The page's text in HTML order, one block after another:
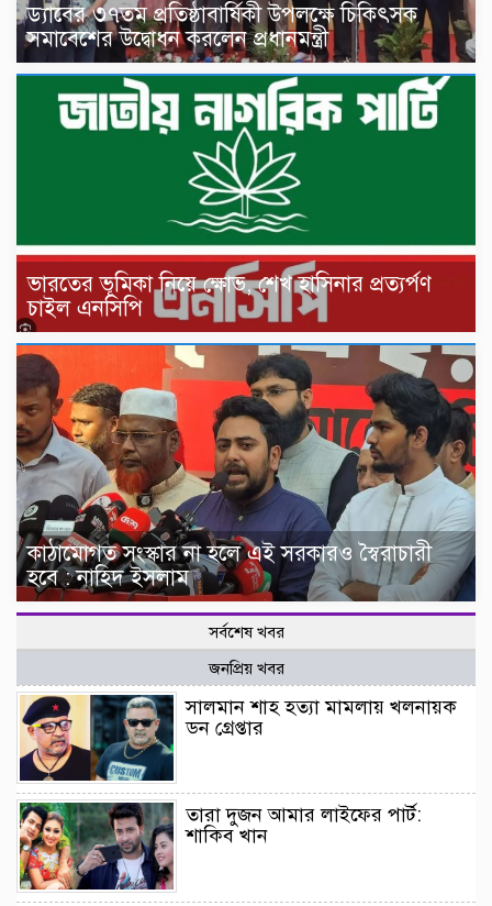
ড্যাবের ৩৭তম প্রতিষ্ঠাবার্ষিকী উপলক্ষে চিকিৎসক
সমাবেশের উদ্বোধন করলেন প্রধানমন্ত্রী
ভারতের ভূমিকা নিয়ে ক্ষোভ, শেখ হাসিনার প্রত্যর্পণ
চাইল এনসিপি
কাঠামোগত সংস্কার না হলে এই সরকারও স্বৈরাচারী
হবে : নাহিদ ইসলাম
সর্বশেষ খবর
জনপ্রিয় খবর
সালমান শাহ হত্যা মামলায় খলনায়ক
ডন গ্রেপ্তার
তারা দুজন আমার লাইফের পার্ট:
শাকিব খান